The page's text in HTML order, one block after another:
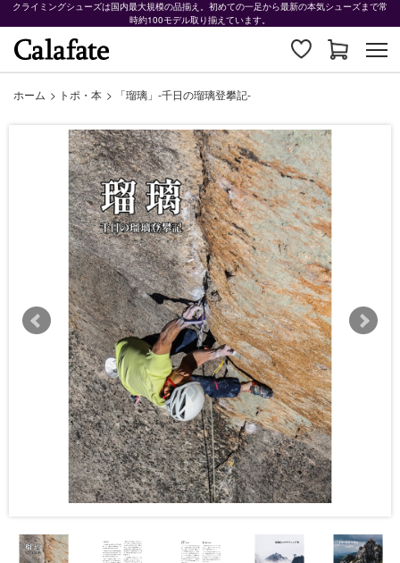
クライミングシューズは国内最大規模の品揃え。初めての一足から最新の本気シューズまで常
時約100モデル取り揃えています。
ホーム > トポ・本 > 「瑠璃」-千日の瑠璃登攀記-